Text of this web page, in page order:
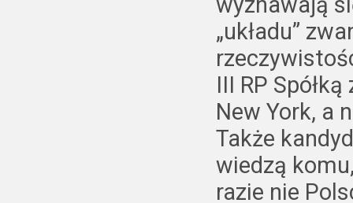
„układu”
III RP
New York, a
Także
wiedzą
razie nie